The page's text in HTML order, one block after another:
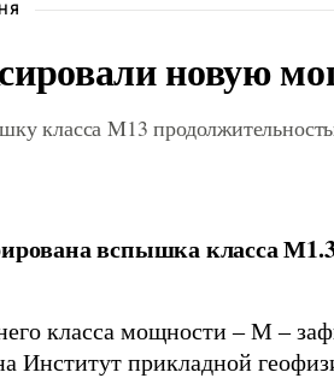
новую
класса M13
вспышка класса
класса мощности – М –
Институт прикладной